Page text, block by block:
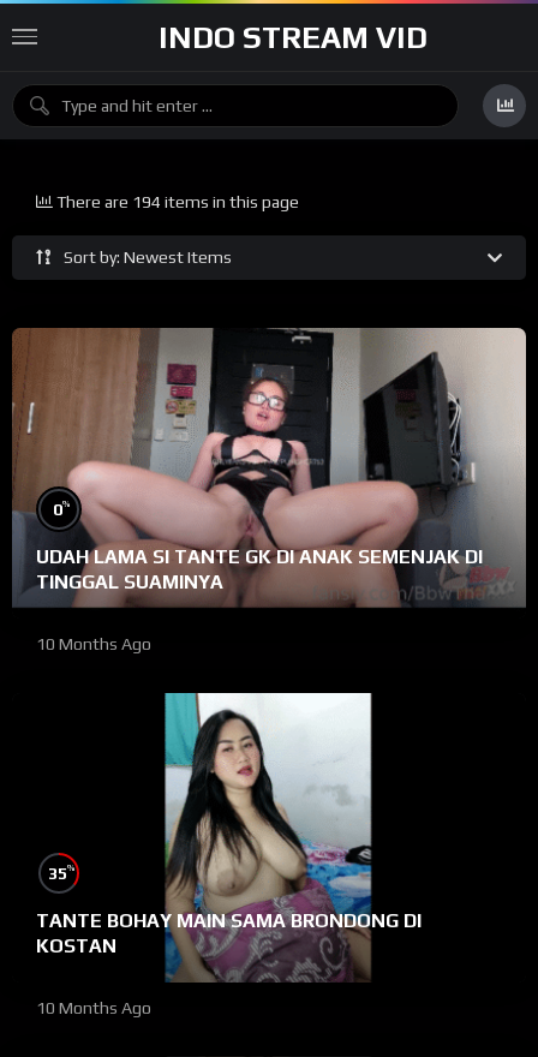
INDO STREAM VID
Sort by: Newest Items
There are 194 items in this page
0%
UDAH LAMA SI TANTE GK DI ANAK SEMENJAK DI
TINGGAL SUAMINYA
10 Months Ago
35%
TANTE BOHAY MAIN SAMA BRONDONG DI
KOSTAN
10 Months Ago